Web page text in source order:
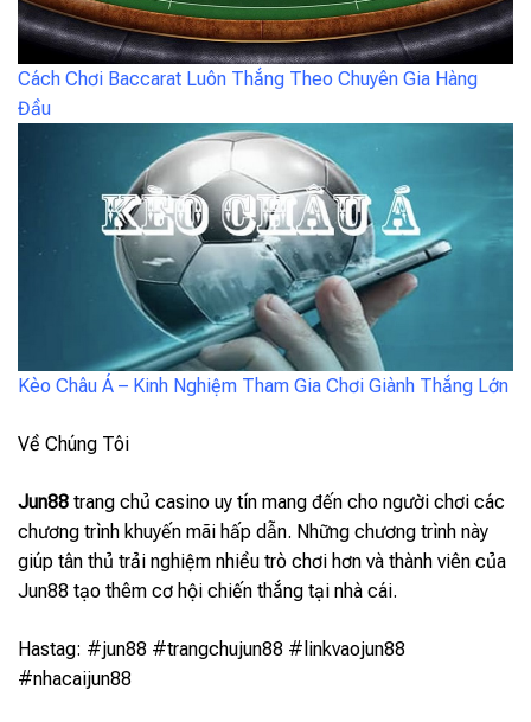
Cách Chơi Baccarat Luôn Thắng Theo Chuyên Gia Hàng
Đầu
Kèo Châu Á – Kinh Nghiệm Tham Gia Chơi Giành Thắng Lớn
Về Chúng Tôi
Jun88 trang chủ casino uy tín mang đến cho người chơi các
chương trình khuyến mãi hấp dẫn. Những chương trình này
giúp tân thủ trải nghiệm nhiều trò chơi hơn và thành viên của
Jun88 tạo thêm cơ hội chiến thắng tại nhà cái.
Hastag: #jun88 #trangchujun88 #linkvaojun88
#nhacaijun88